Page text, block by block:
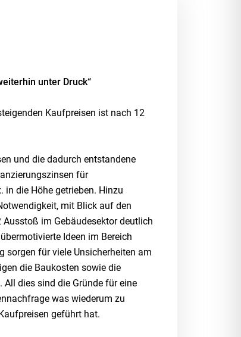
unter Druck“
Kaufpreisen ist nach 12
und die dadurch entstandene
für
in die Höhe getrieben. Hinzu
mit Blick auf den
Ausstoß im Gebäudesektor deutlich
Ideen im Bereich
sorgen für viele Unsicherheiten am
die Baukosten sowie die
All dies sind die Gründe für eine
was wiederum zu
geführt hat.